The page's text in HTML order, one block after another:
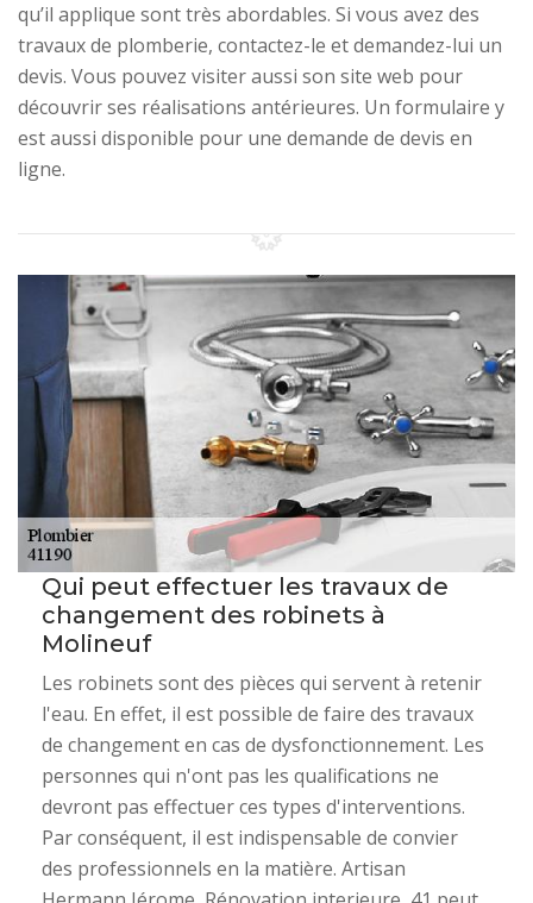
qu’il applique sont très abordables. Si vous avez des
travaux de plomberie, contactez-le et demandez-lui un
devis. Vous pouvez visiter aussi son site web pour
découvrir ses réalisations antérieures. Un formulaire y
est aussi disponible pour une demande de devis en
ligne.
Qui peut effectuer les travaux de
changement des robinets à
Molineuf
Les robinets sont des pièces qui servent à retenir
l'eau. En effet, il est possible de faire des travaux
de changement en cas de dysfonctionnement. Les
personnes qui n'ont pas les qualifications ne
devront pas effectuer ces types d'interventions.
Par conséquent, il est indispensable de convier
des professionnels en la matière. Artisan